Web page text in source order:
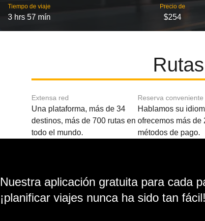
Tiempo de viaje
3 hrs 57 mín
Precio de
$254
Extensa red
Una plataforma, más de 34
destinos, más de 700 rutas en
todo el mundo.
Reserva conveniente
Hablamos su
ofrecemos más de
métodos de pago.
Nuestra aplicación gratuita para cada
¡planificar viajes nunca ha sido tan fácil!